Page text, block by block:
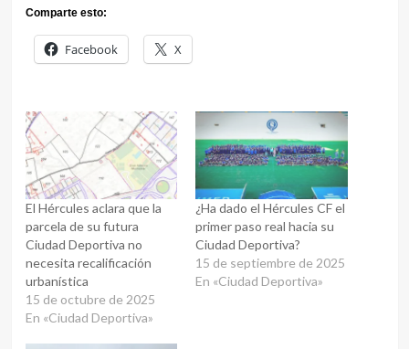
Comparte esto:
Facebook X
El Hércules aclara que la
parcela de su futura
Ciudad Deportiva no
necesita recalificación
urbanística
15 de octubre de 2025
En «Ciudad Deportiva»
¿Ha dado el Hércules CF el
primer paso real hacia su
Ciudad Deportiva?
15 de septiembre de 2025
En «Ciudad Deportiva»